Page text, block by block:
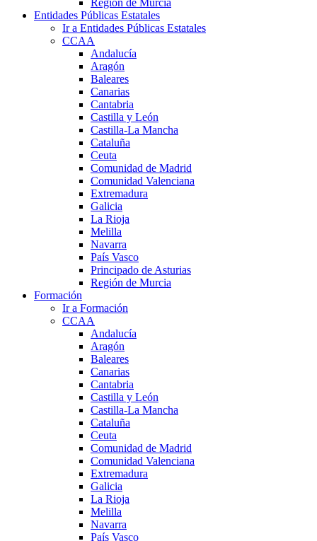
Entidades Públicas Estatales
Ir a Entidades Públicas Estatales
CCAA
Andalucía
Aragón
Baleares
Canarias
Cantabria
Castilla y León
Castilla-La Mancha
Cataluña
Ceuta
Comunidad de Madrid
Comunidad Valenciana
Extremadura
Galicia
La Rioja
Melilla
Navarra
País Vasco
Principado de Asturias
Región de Murcia
Formación
Ir a Formación
CCAA
Andalucía
Aragón
Baleares
Canarias
Cantabria
Castilla y León
Castilla-La Mancha
Cataluña
Ceuta
Comunidad de Madrid
Comunidad Valenciana
Extremadura
Galicia
La Rioja
Melilla
Navarra
País Vasco